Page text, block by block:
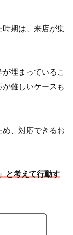
時期は、来店が集
埋まっているこ
難しいケースも
め、対応できるお
と考えて行動す